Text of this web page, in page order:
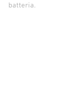
batteria.